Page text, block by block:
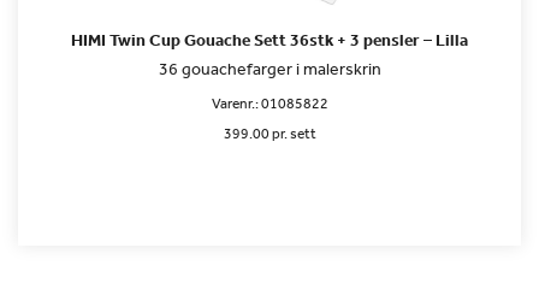
HIMI Twin Cup Gouache Sett 36stk + 3 pensler – Lilla
36 gouachefarger i malerskrin
Varenr.:01085822
399.00 pr. sett